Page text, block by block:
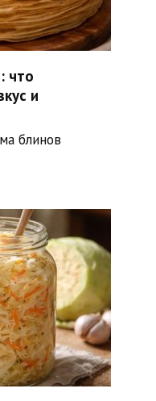
что
и
блинов